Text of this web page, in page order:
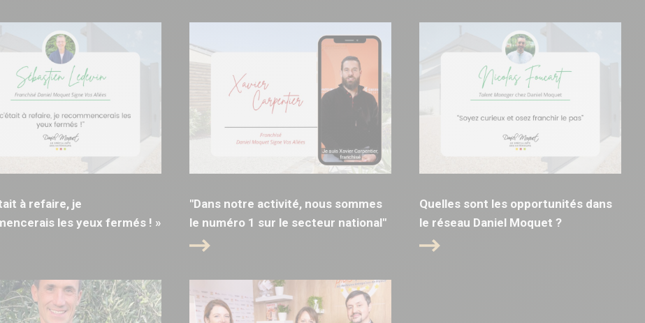
à refaire, je
les yeux fermés ! »
"Dans notre activité, nous sommes
le numéro 1 sur le secteur national"
Quelles sont les opportunités dans
le réseau Daniel Moquet ?